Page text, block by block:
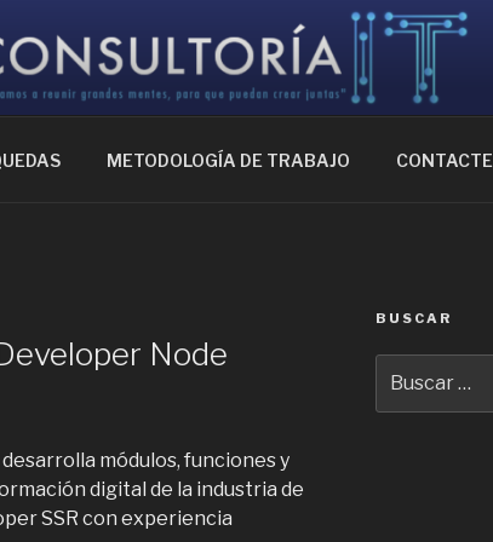
IT
para que puedan crear juntas
METODOLOGÍA DE TRABAJO
Node
módulos, funciones y
digital de la industria de
SSR con experiencia
BUSCAR
por: